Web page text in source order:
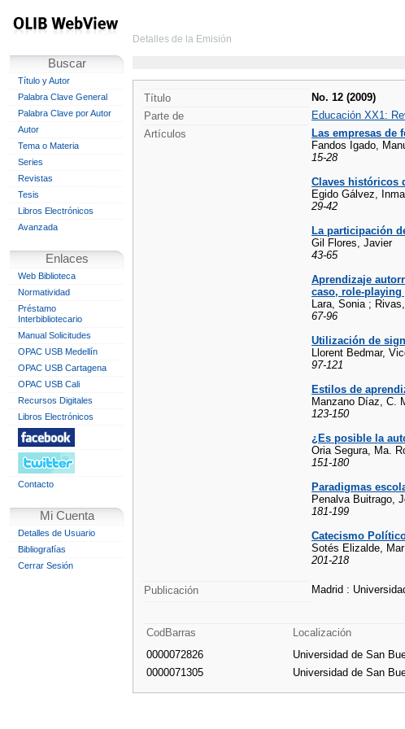
Buscar
Título y Autor
Palabra Clave General
Palabra Clave por Autor
Autor
Tema o Materia
Series
Revistas
Tesis
Libros Electrónicos
Avanzada
Enlaces
Web Biblioteca
Normatividad
Préstamo
Interbibliotecario
Manual Solicitudes
OPAC USB Medellín
OPAC USB Cartagena
OPAC USB Cali
Recursos Digitales
Libros Electrónicos
Contacto
Mi Cuenta
Detalles de Usuario
Bibliografías
Cerrar Sesión
Detalles de la Emisión
Título No. 12 (2009)
Parte de
Educación XX1:
Artículos
Las empresas de
Fandos Igado,
15-28
Claves históricos
Egido Gálvez,
29-42
La participación
Gil Flores, Javier
43-65
Aprendizaje
caso, role-
Lara, Sonia ;
67-96
Utilización de
Llorent Bedmar,
97-121
Estilos de
Manzano Díaz, C.
123-150
¿Es posible la
Oria Segura, Ma.
151-180
Paradigmas
Penalva Buitrago,
181-199
Catecismo
Sotés Elizalde,
201-218
Publicación
Madrid :
CodBarras
Localización
0000072826
Universidad de San
0000071305
Universidad de San